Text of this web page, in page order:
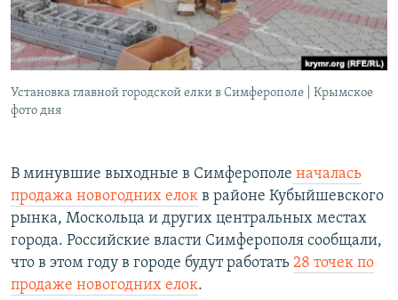
Установка главной городской елки в Симферополе | Крымское
фото дня
В минувшие выходные в Симферополе началась
продажа новогодних елок в районе Кубыйшевского
рынка, Москольца и других центральных местах
города. Российские власти Симферополя сообщали,
что в этом году в городе будут работать 28 точек по
продаже новогодних елок.